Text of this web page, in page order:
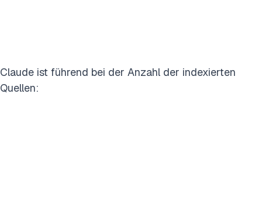
Claude ist führend bei der Anzahl der indexierten
Quellen: